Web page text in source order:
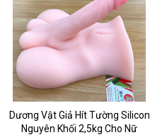
Dương Vật Giả Hít Tường Silicon
Nguyên Khối 2,5kg Cho Nữ